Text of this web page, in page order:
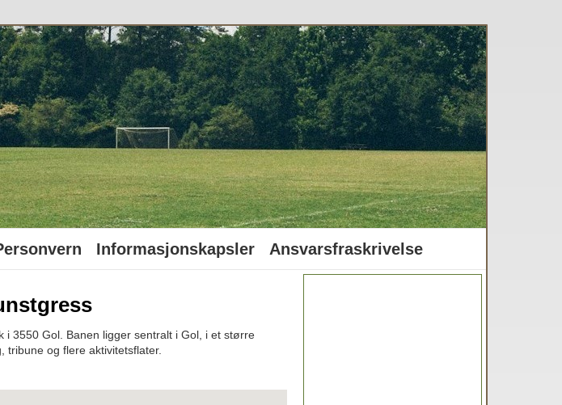
Informasjonskapsler Ansvarsfraskrivelse
3550 Gol. Banen ligger sentralt i Gol, i et større
tribune og flere aktivitetsflater.